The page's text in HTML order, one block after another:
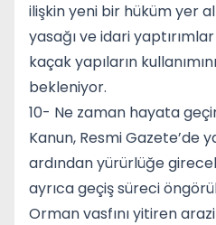
ilişkin yeni bir hüküm yer
yasağı ve idari
kaçak yapıların
bekleniyor.
10- Ne zaman hayata
Kanun, Resmi Gazete’de
ardından yürürlüğe
ayrıca geçiş süreci
Orman vasfını yitiren